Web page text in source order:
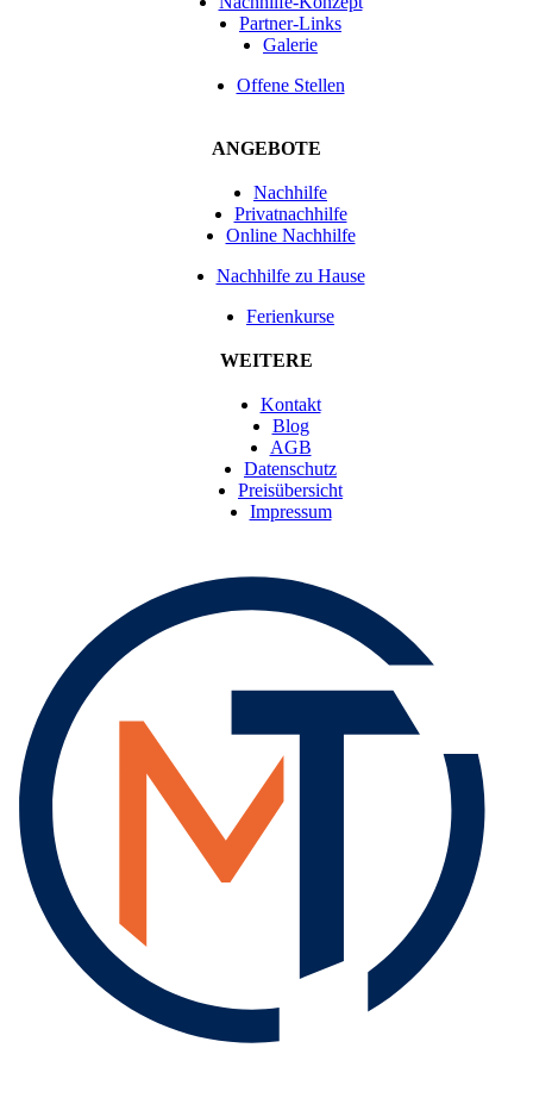
Partner-Links
Galerie
Offene Stellen
ANGEBOTE
Nachhilfe
Privatnachhilfe
Online Nachhilfe
Nachhilfe zu Hause
Ferienkurse
WEITERE
Kontakt
Blog
AGB
Datenschutz
Preisübersicht
Impressum